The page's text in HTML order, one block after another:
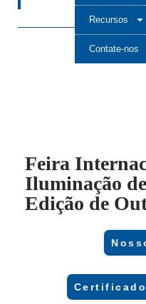
Recursos
Contate-nos
Feira
Iluminação
Edição de